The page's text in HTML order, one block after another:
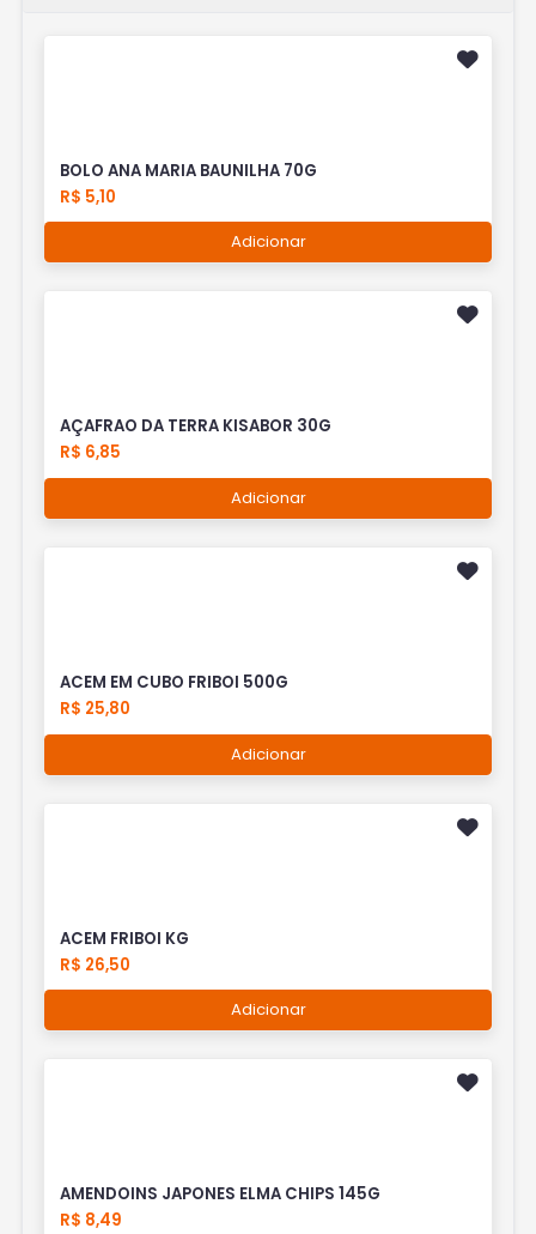
BOLO ANA MARIA BAUNILHA 70G
R$ 5,10
Adicionar
AÇAFRAO DA TERRA KISABOR 30G
R$ 6,85
Adicionar
ACEM EM CUBO FRIBOI 500G
R$ 25,80
Adicionar
ACEM FRIBOI KG
R$ 26,50
Adicionar
AMENDOINS JAPONES ELMA CHIPS 145G
R$ 8,49